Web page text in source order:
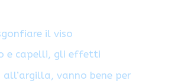
il viso
e capelli, gli effetti
all’argilla, vanno bene per